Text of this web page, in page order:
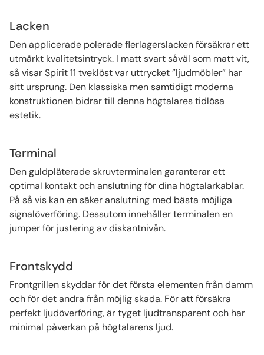
Lacken
Den applicerade polerade flerlagerslacken försäkrar ett
utmärkt kvalitetsintryck. I matt svart såväl som matt vit,
så visar Spirit 11 tveklöst var uttrycket ”ljudmöbler” har
sitt ursprung. Den klassiska men samtidigt moderna
konstruktionen bidrar till denna högtalares tidlösa
estetik.
Terminal
Den guldpläterade skruvterminalen garanterar ett
optimal kontakt och anslutning för dina högtalarkablar.
På så vis kan en säker anslutning med bästa möjliga
signalöverföring. Dessutom innehåller terminalen en
jumper för justering av diskantnivån.
Frontskydd
Frontgrillen skyddar för det första elementen från damm
och för det andra från möjlig skada. För att försäkra
perfekt ljudöverföring, är tyget ljudtransparent och har
minimal påverkan på högtalarens ljud.